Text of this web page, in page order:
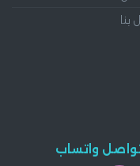
بنا
واتساب